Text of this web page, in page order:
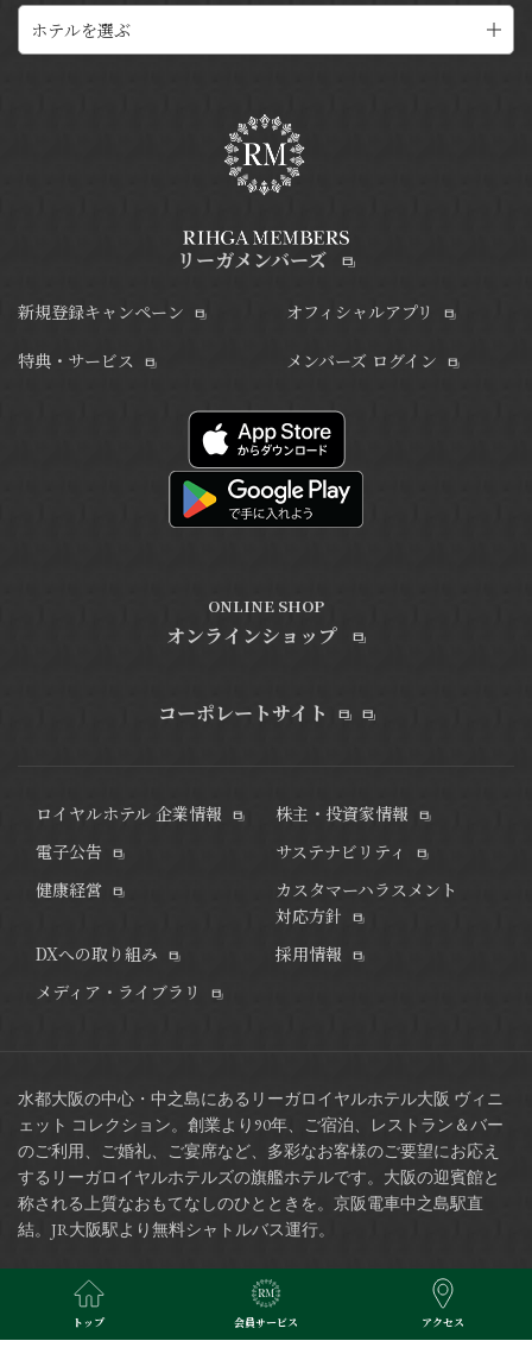
ホテルを選ぶ
リーガメンバーズ
新規登録キャンペーン
特典・サービス
オフィシャルアプリ
メンバーズ ログイン
ONLINE SHOP
オンラインショップ
コーポレートサイト
ロイヤルホテル 企業情報
株主・投資家情報
電子公告
サステナビリティ
健康経営
カスタマーハラスメント
対応方針
DXへの取り組み
採用情報
メディア・ライブラリ
水都大阪の中心・中之島にあるリーガロイヤルホテル大阪 ヴィニ
ェット コレクション。 創業より90年、ご宿泊、レストラン＆バー
のご利用、ご婚礼、ご宴席など、多彩なお客様のご要望にお応え
するリーガロイヤルホテルズの旗艦ホテルです。 大阪の迎賓館と
称される上質なおもてなしのひとときを。京阪電車中之島駅直
結。JR大阪駅より無料シャトルバス運行。
※当サイトで掲載されている写真はイメージです。
トップ 会員サービス アクセス